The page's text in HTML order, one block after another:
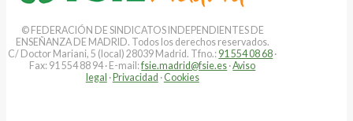
© FEDERACIÓN DE SINDICATOS INDEPENDIENTES DE
ENSEÑANZA DE MADRID. Todos los derechos reservados.
C/ Doctor Mariani, 5 (local) 28039 Madrid. Tfno.: 91 554 08 68 ·
Fax: 91 554 88 94 · E-mail:fsie.madrid@fsie.es ·Aviso
legal ·Privacidad · Cookies